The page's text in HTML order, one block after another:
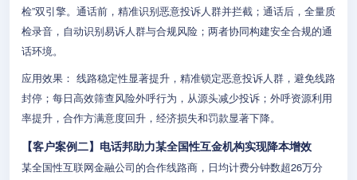
检”双引擎。通话前，精准识别恶意投诉人群并拦截；通话后，全量质
检录音，自动识别易诉人群与合规风险；两者协同构建安全合规的通
话环境。
应用效果： 线路稳定性显著提升，精准锁定恶意投诉人群，避免线路
封停；每日高效筛查风险外呼行为，从源头减少投诉；外呼资源利用
率提升，合作方满意度回升，经济损失和罚款显著下降。
【客户案例二】电话邦助力某全国性互金机构实现降本增效
某全国性互联网金融公司的合作线路商，日均计费分钟数超26万分